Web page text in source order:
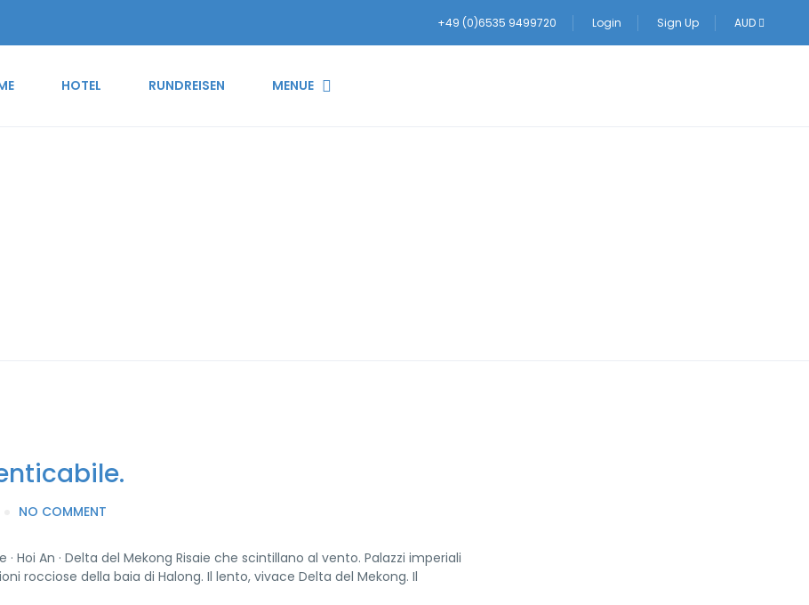
+49 (0)6535 9499720 Login Sign Up AUD
HOTEL RUNDREISEN MENUE
NO COMMENT
· Hoi An · Delta del Mekong Risaie che scintillano al vento. Palazzi imperiali
rocciose della baia di Halong. Il lento, vivace Delta del Mekong. Il